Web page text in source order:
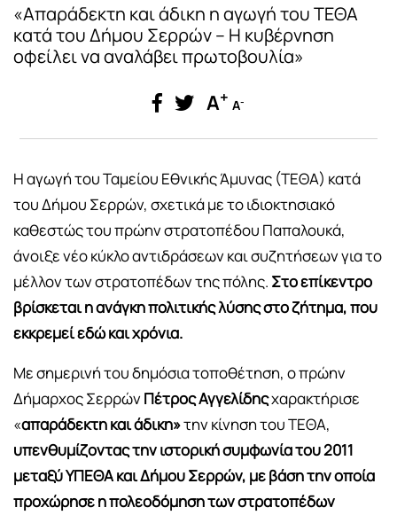
«Απαράδεκτη και άδικη η αγωγή του ΤΕΘΑ
κατά του Δήμου Σερρών – Η κυβέρνηση
οφείλει να αναλάβει πρωτοβουλία»
A+ A-
Η αγωγή του Ταμείου Εθνικής Άμυνας (ΤΕΘΑ) κατά
του Δήμου Σερρών, σχετικά με το ιδιοκτησιακό
καθεστώς του πρώην στρατοπέδου Παπαλουκά,
άνοιξε νέο κύκλο αντιδράσεων και συζητήσεων για το
μέλλον των στρατοπέδων της πόλης. Στο επίκεντρο
βρίσκεται η ανάγκη πολιτικής λύσης στο ζήτημα, που
εκκρεμεί εδώ και χρόνια.
Με σημερινή του δημόσια τοποθέτηση, ο πρώην
Δήμαρχος Σερρών Πέτρος Αγγελίδηςχαρακτήρισε
«απαράδεκτη και άδικη»την κίνηση του ΤΕΘΑ,
υπενθυμίζοντας την ιστορική συμφωνία του 2011
μεταξύ ΥΠΕΘΑ και Δήμου Σερρών, με βάση την οποία
προχώρησε η πολεοδόμηση των στρατοπέδων